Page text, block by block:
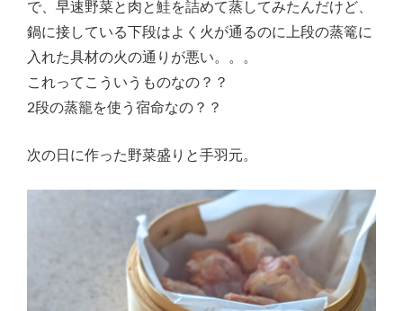
で、早速野菜と肉と鮭を詰めて蒸してみたんだけど、
鍋に接している下段はよく火が通るのに上段の蒸篭に
入れた具材の火の通りが悪い。。。
これってこういうものなの？？
2段の蒸籠を使う宿命なの？？
次の日に作った野菜盛りと手羽元。